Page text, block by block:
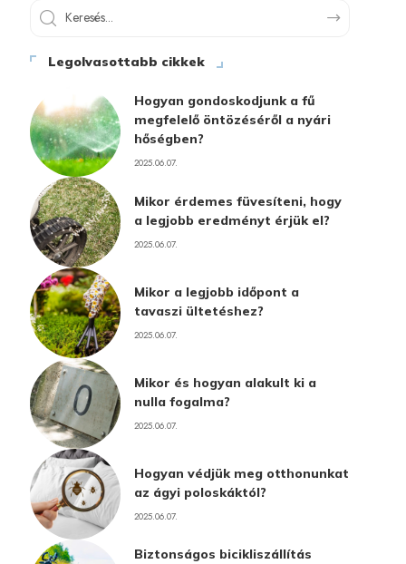
Legolvasottabb cikkek
Hogyan gondoskodjunk a fű
megfelelő öntözéséről a nyári
hőségben?
2025.06.07.
Mikor érdemes füvesíteni, hogy
a legjobb eredményt érjük el?
2025.06.07.
Mikor a legjobb időpont a
tavaszi ültetéshez?
2025.06.07.
Mikor és hogyan alakult ki a
nulla fogalma?
2025.06.07.
Hogyan védjük meg otthonunkat
az ágyi poloskáktól?
2025.06.07.
Biztonságos bicikliszállítás